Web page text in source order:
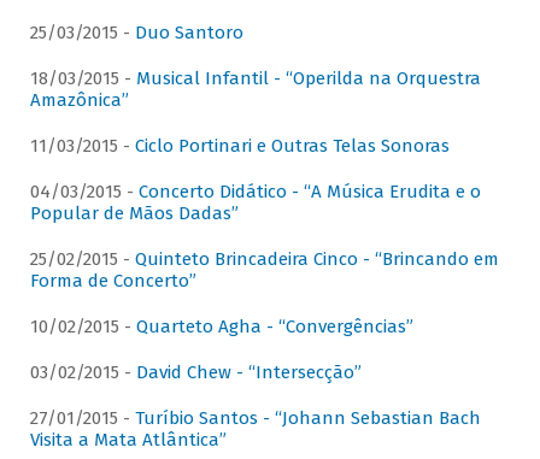
25/03/2015 - Duo Santoro
18/03/2015 - Musical Infantil - “Operilda na Orquestra
Amazônica”
11/03/2015 - Ciclo Portinari e Outras Telas Sonoras
04/03/2015 - Concerto Didático - “A Música Erudita e o
Popular de Mãos Dadas”
25/02/2015 - Quinteto Brincadeira Cinco - “Brincando em
Forma de Concerto”
10/02/2015 - Quarteto Agha - “Convergências”
03/02/2015 - David Chew - “Intersecção”
27/01/2015 - Turíbio Santos - “Johann Sebastian Bach
Visita a Mata Atlântica”